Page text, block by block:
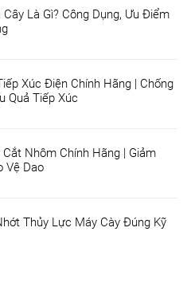
Là Gì? Công Dụng, Ưu Điểm
Xúc Điện Chính Hãng | Chống
Quả Tiếp Xúc
Nhôm Chính Hãng | Giảm
Vệ Dao
Thủy Lực Máy Cày Đúng Kỹ